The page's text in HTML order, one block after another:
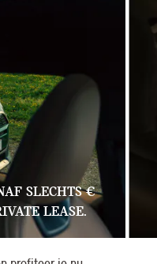
SLECHTS €
LEASE.